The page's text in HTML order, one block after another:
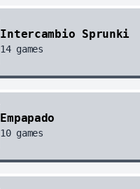
Intercambio Sprunki
14games
Empapado
10games